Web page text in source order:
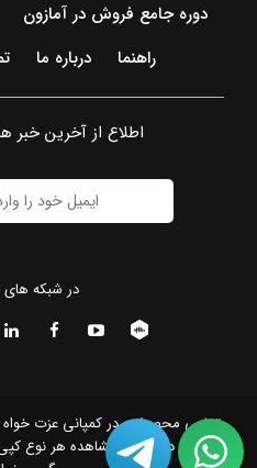
دوره جامع فروش در آمازون
راهنما
درباره ما
اطلاع از آخرین خبر
در شبکه
است و در صورت مشاهده هر نوع کپی